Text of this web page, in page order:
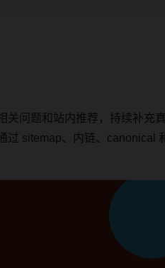
问题和站内推荐，持续补充真
过 sitemap、内链、canonical